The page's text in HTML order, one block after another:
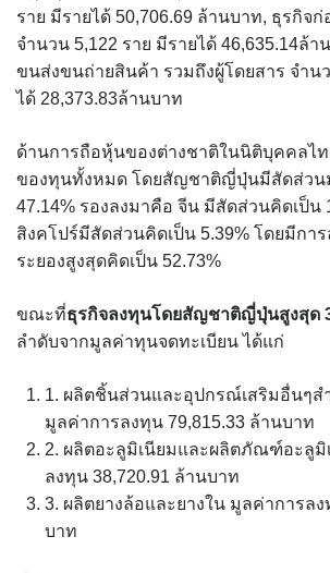
ราย มีรายได้ 50,706.69 ล้านบาท, ธุรกิจ
จำนวน 5,122 ราย มีรายได้ 46,635.14ล้า
ขนส่งขนถ่ายสินค้า รวมถึงผู้โดยสาร จำน
ได้ 28,373.83ล้านบาท
ด้านการถือหุ้นของต่างชาติในนิติบุคคลไท
ของทุนทั้งหมด โดยสัญชาติญี่ปุ่นมีสัดส่วน
47.14% รองลงมาคือ จีน มีสัดส่วนคิดเป็น
สิงคโปร์มีสัดส่วนคิดเป็น 5.39% โดยมีกา
ระยองสูงสุดคิดเป็น 52.73%
ขณะที่ธุรกิจลงทุนโดยสัญชาติญี่ปุ่นสูงสุด
ลำดับจากมูลค่าทุนจดทะเบียน ได้แก่
1. ผลิตชิ้นส่วนและอุปกรณ์เสริมอื่นๆส
มูลค่าการลงทุน 79,815.33 ล้านบาท
2. ผลิตอะลูมิเนียมและผลิตภัณฑ์อะลูมิ
ลงทุน 38,720.91 ล้านบาท
3. ผลิตยางล้อและยางใน มูลค่าการล
บาท